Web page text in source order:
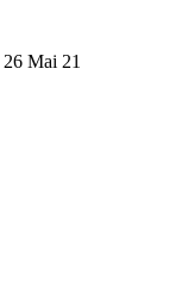
26 Mai 21